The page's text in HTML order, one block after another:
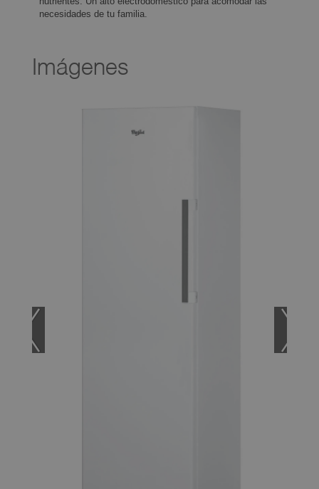
familia.
Imágenes